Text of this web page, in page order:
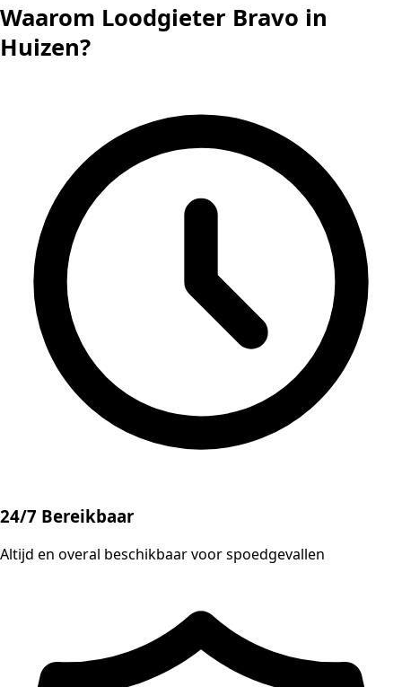
Waarom Loodgieter Bravo in
Huizen?
24/7 Bereikbaar
Altijd en overal beschikbaar voor spoedgevallen